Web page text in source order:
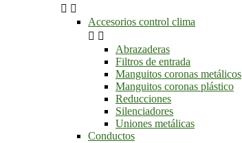
 
Accesorios control clima
 
Abrazaderas
Filtros de entrada
Manguitos coronas metálicos
Manguitos coronas plástico
Reducciones
Silenciadores
Uniones metálicas
Conductos